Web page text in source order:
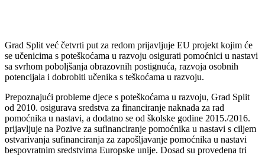
Grad Split već četvrti put za redom prijavljuje EU projekt kojim će
se učenicima s poteškoćama u razvoju osigurati pomoćnici u nastavi
sa svrhom poboljšanja obrazovnih postignuća, razvoja osobnih
potencijala i dobrobiti učenika s teškoćama u razvoju.
Prepoznajući probleme djece s poteškoćama u razvoju, Grad Split
od 2010. osigurava sredstva za financiranje naknada za rad
pomoćnika u nastavi, a dodatno se od školske godine 2015./2016.
prijavljuje na Pozive za sufinanciranje pomoćnika u nastavi s ciljem
ostvarivanja sufinanciranja za zapošljavanje pomoćnika u nastavi
bespovratnim sredstvima Europske unije. Dosad su provedena tri